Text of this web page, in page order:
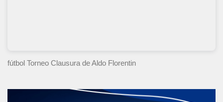
fútbol Torneo Clausurade Aldo Florentin